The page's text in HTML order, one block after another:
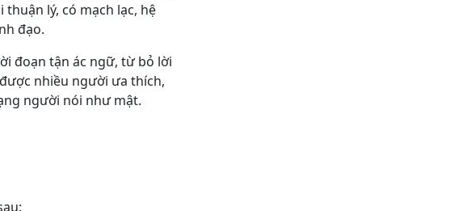
lý, có mạch lạc, hệ
đạo.
đoạn tận ác ngữ, từ bỏ lời
nhiều người ưa thích,
người nói như mật.